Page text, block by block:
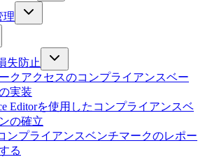
理
失防止
クアクセスのコンプライアンスベー
実装
Editorを使用したコンプライアンスベ
の確立
ンプライアンスベンチマークのレポー
る